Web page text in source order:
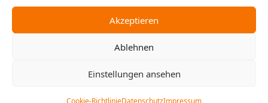
Akzeptieren
Ablehnen
Einstellungen ansehen
Cookie-RichtlinieDatenschutzImpressum
Senden
Datenschutz AGB Hausordnung